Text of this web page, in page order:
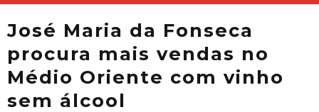
José Maria da Fonseca
procura mais vendas no
Médio Oriente com vinho
sem álcool